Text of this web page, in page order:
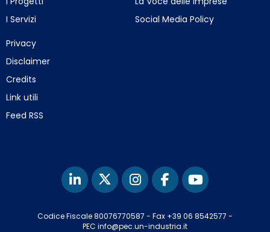
I Servizi
Social Media Policy
Privacy
Disclaimer
Credits
Link utili
Feed RSS
Codice Fiscale 80076770587 - Fax +39 06 8542577 -
PEC info@pec.un-industria.it